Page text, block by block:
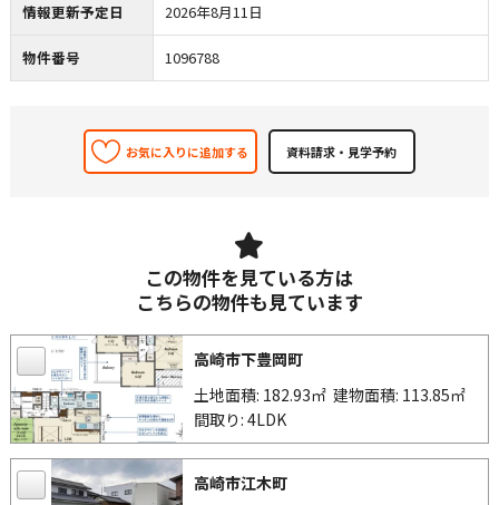
情報更新予定日 2026年8月11日
物件番号 1096788
お気に入りに追加する
この物件を見ている方は
こちらの物件も見ています
高崎市下豊岡町
土地面積: 182.93㎡建物面積: 113.85㎡
間取り: 4LDK
高崎市江木町